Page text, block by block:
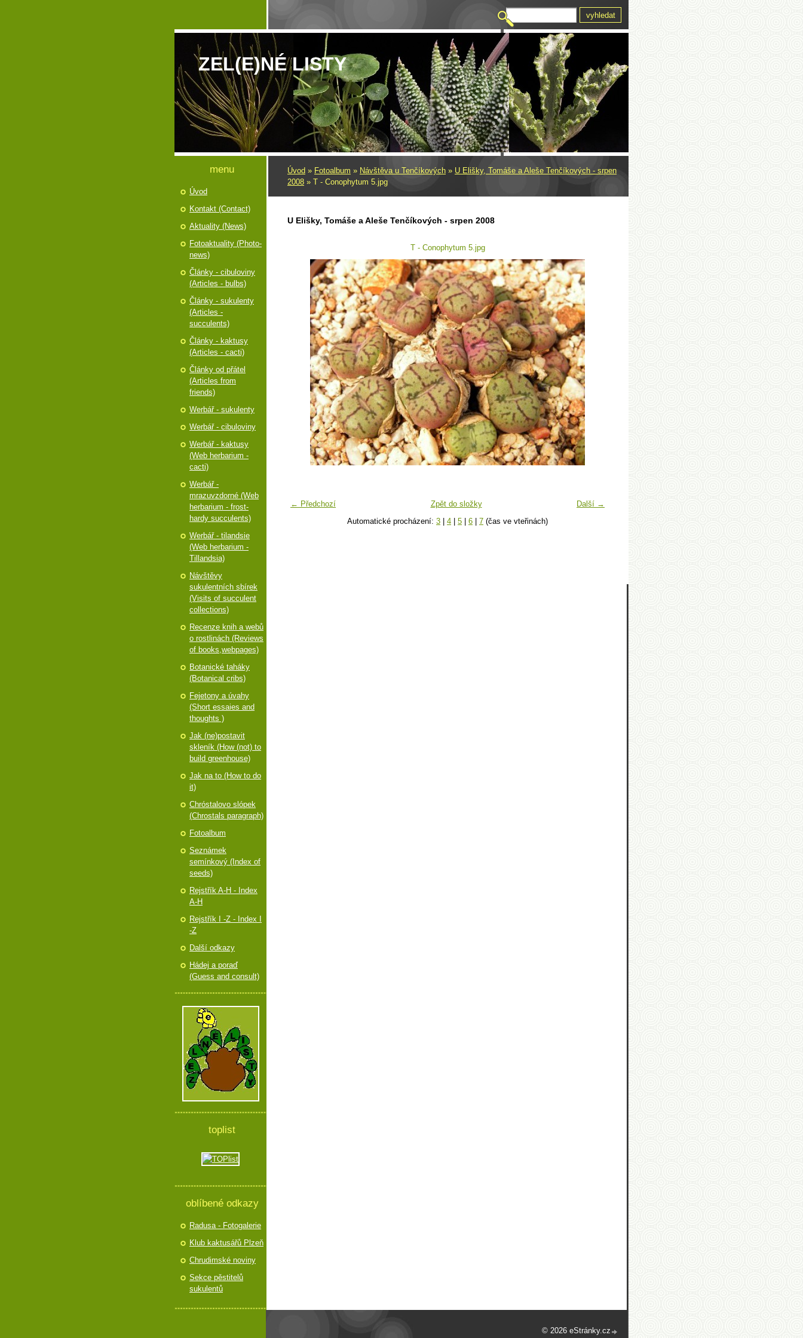
ZEL(E)NÉ LISTY
Úvod » Fotoalbum » Návštěva u Tenčíkových » U Elišky, Tomáše a Aleše Tenčíkových - srpen
2008 » T - Conophytum 5.jpg
U Elišky, Tomáše a Aleše Tenčíkových - srpen 2008
T - Conophytum 5.jpg
← Předchozí Další →
Zpět do složky
Automatické procházení: 3 4 5 6 7 (čas ve vteřinách)
menu
Úvod
Kontakt (Contact)
Aktuality (News)
Fotoaktuality (Photo-
news)
Články - cibuloviny
(Articles - bulbs)
Články - sukulenty
(Articles -
succulents)
Články - kaktusy
(Articles - cacti)
Články od přátel
(Articles from
friends)
Werbář - sukulenty
Werbář - cibuloviny
Werbář - kaktusy
(Web herbarium -
cacti)
Werbář -
mrazuvzdorné (Web
herbarium - frost-
hardy succulents)
Werbář - tilandsie
(Web herbarium -
Tillandsia)
Návštěvy
sukulentních sbírek
(Visits of succulent
collections)
Recenze knih a webů
o rostlinách (Reviews
of books,webpages)
Botanické taháky
(Botanical cribs)
Fejetony a úvahy
(Short essaies and
thoughts )
Jak (ne)postavit
skleník (How (not) to
build greenhouse)
Jak na to (How to do
it)
Chróstalovo slópek
(Chrostals paragraph)
Fotoalbum
Seznámek
semínkový (Index of
seeds)
Rejstřík A-H - Index
A-H
Rejstřík I -Z - Index I
-Z
Další odkazy
Hádej a poraď
(Guess and consult)
toplist
oblíbené odkazy
Radusa - Fotogalerie
Klub kaktusářů Plzeň
Chrudimské noviny
Sekce pěstitelů
sukulentů
© 2026 eStránky.cz